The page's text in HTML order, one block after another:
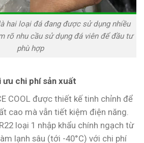
hai loại đá đang được sử dụng nhiều
rõ nhu cầu sử dụng đá viên để đầu tư
phù hợp
chi phí sản xuất
COOL được thiết kế tinh chỉnh để
cao mà vẫn tiết kiệm điện năng.
loại 1 nhập khẩu chính ngạch từ
lạnh sâu (tới -40°C) với chi phí